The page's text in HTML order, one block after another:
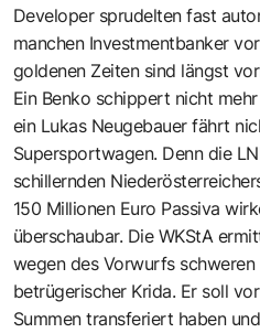
Developer sprudelten fast
manchen Investmentbanker
goldenen Zeiten sind längst
Ein Benko schippert nicht
ein Lukas Neugebauer fährt
Supersportwagen. Denn die
schillernden
150 Millionen Euro Passiva
überschaubar. Die WKStA
wegen des Vorwurfs schweren
betrügerischer Krida. Er soll
Summen transferiert haben